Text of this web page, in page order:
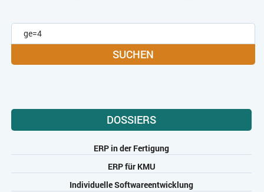
SUCHEN
DOSSIERS
ERP in der Fertigung
ERP für KMU
Individuelle Softwareentwicklung